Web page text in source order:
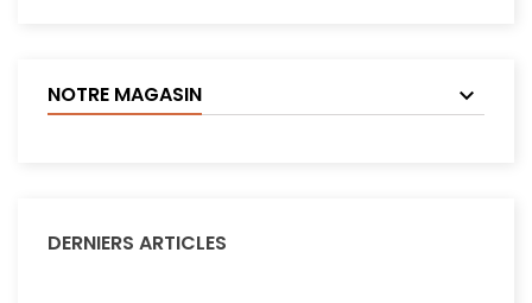
NOTRE MAGASIN
DERNIERS ARTICLES